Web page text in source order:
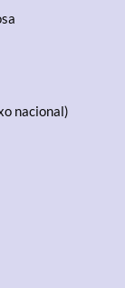
nacional)